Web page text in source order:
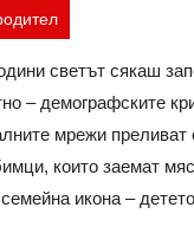
светът сякаш
– демографските
мрежи преливат
които заемат
икона –